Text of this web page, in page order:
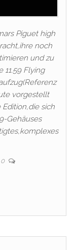
Piguet high
noch
und zu
Flying
vorgestellt
sich
Gehäuses
0